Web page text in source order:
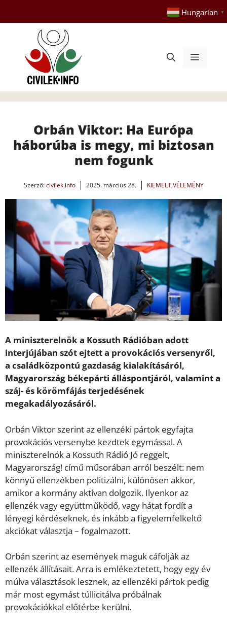
tartalomba
Hungarian ▼
Menü
Orbán Viktor: Ha Európa
háborúba is megy, mi biztosan
nem fogunk
Szerző:civilek.info 2025. március 28. KIEMELT,VÉLEMÉNY
A miniszterelnök a Kossuth Rádióban adott
interjújában szót ejtett a provokációs versenyről,
a családközpontú gazdaság kialakításáról,
Magyarország békepárti álláspontjáról, valamint a
száj- és körömfájás terjedésének
megakadályozásáról.
Orbán Viktor szerint az ellenzéki pártok egyfajta
provokációs versenybe kezdtek egymással. A
miniszterelnök a Kossuth Rádió Jó reggelt,
Magyarország! című műsorában arról beszélt: nem
könnyű ellenzékben politizálni, különösen akkor,
amikor a kormány aktívan dolgozik. Ilyenkor az
ellenzék vagy együttműködő, vagy hátat fordít a
lényegi kérdéseknek, és inkább a figyelemfelkeltő
akciókat választja – fogalmazott.
Orbán szerint az események maguk cáfolják az
ellenzék állításait. Arra is emlékeztetett, hogy egy év
múlva választások lesznek, az ellenzéki pártok pedig
már most egymást túllicitálva próbálnak
provokációkkal előtérbe kerülni.